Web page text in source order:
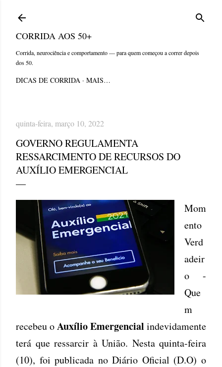
CORRIDA AOS 50+
Corrida, neurociência e comportamento — para quem começou a correr depois
dos 50.
DICAS DE CORRIDA MAIS…
quinta-feira, março 10, 2022
GOVERNO REGULAMENTA
RESSARCIMENTO DE RECURSOS DO
AUXÍLIO EMERGENCIAL
Mom
ento
Verd
adeir
o -
Que
m
recebeu oAuxílio Emergencial indevidamente
terá que ressarcir à União. Nesta quinta-feira
(10), foi publicada no Diário Oficial (D.O) o